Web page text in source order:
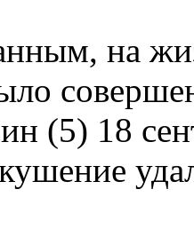
на
(5) 18